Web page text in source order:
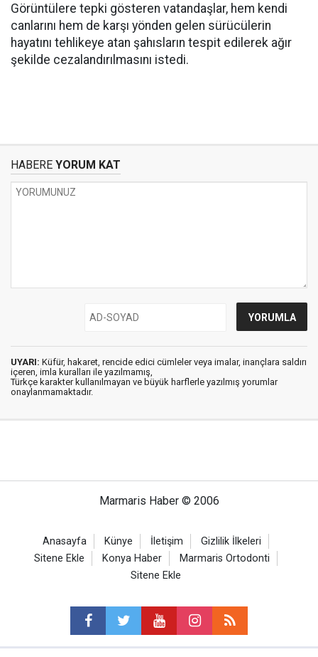
Görüntülere tepki gösteren vatandaşlar, hem kendi
canlarını hem de karşı yönden gelen sürücülerin
hayatını tehlikeye atan şahısların tespit edilerek ağır
şekilde cezalandırılmasını istedi.
HABERE YORUM KAT
UYARI: Küfür, hakaret, rencide edici cümleler veya imalar, inançlara saldırı
içeren, imla kuralları ile yazılmamış,
Türkçe karakter kullanılmayan ve büyük harflerle yazılmış yorumlar
onaylanmamaktadır.
Marmaris Haber © 2006
Anasayfa Künye İletişim
Gizlilik İlkeleri
Sitene Ekle
Konya Haber
Marmaris Ortodonti
Sitene Ekle